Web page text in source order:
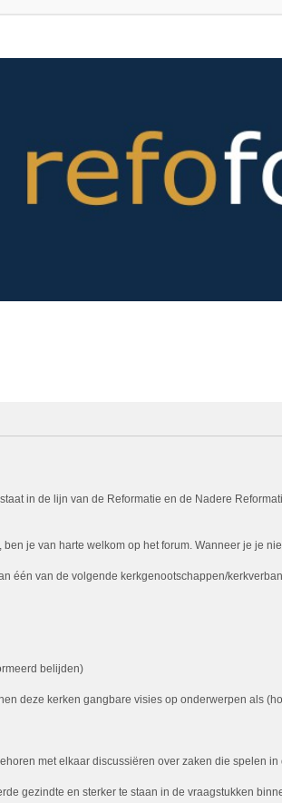
in de lijn van de Reformatie en de Nadere
je van harte welkom op het forum. Wanneer je je
één van de volgende kerkgenootschappen/
belijden)
deze kerken gangbare visies op onderwerpen als
met elkaar discussiëren over zaken die spelen
gezindte en sterker te staan in de vraagstukken